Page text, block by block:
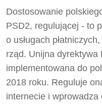
Dostosowanie
PSD2, regulującej - to
o usługach
rząd. Unijna dyrektywa
implementowana do
2018 roku. Reguluje
internecie i